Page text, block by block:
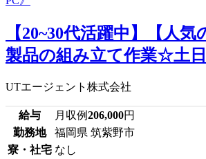
【20~30代活躍中】【人
製品の組み立て作業☆土
UTエージェント株式会社
給与 月収例206,000円
勤務地
福岡県 筑紫野市
寮・社宅 なし